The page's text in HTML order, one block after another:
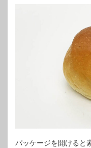
パッケージを開けると